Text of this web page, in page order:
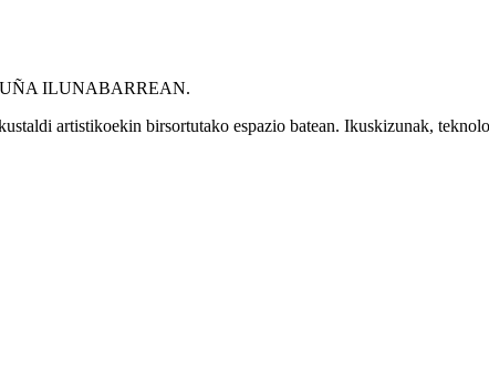
ILUNABARREAN.
artistikoekin birsortutako espazio batean. Ikuskizunak,